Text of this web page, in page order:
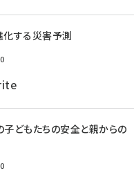
化する災害予測
どもたちの安全と親からの